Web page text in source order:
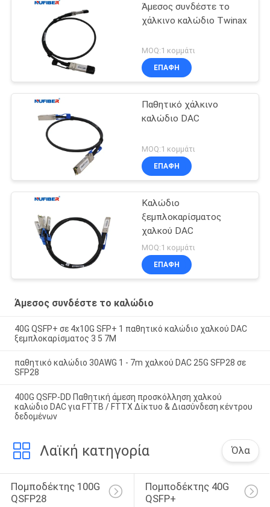
Άμεσος συνδέστε το
χάλκινο καλώδιο Twinax
MOQ:1 κομμάτι
ΕΠΑΦΉ
Παθητικό χάλκινο
καλώδιο DAC
MOQ:1 κομμάτι
ΕΠΑΦΉ
Καλώδιο
ξεμπλοκαρίσματος
χαλκού DAC
MOQ:1 κομμάτι
ΕΠΑΦΉ
Άμεσος συνδέστε το καλώδιο
40G QSFP+ σε 4x10G SFP+ 1 παθητικό καλώδιο χαλκού DAC
ξεμπλοκαρίσματος 3 5 7M
παθητικό καλώδιο 30AWG 1 - 7m χαλκού DAC 25G SFP28 σε
SFP28
400G QSFP-DD Παθητική άμεση προσκόλληση χαλκού
καλώδιο DAC για FTTB / FTTX Δίκτυο & Διασύνδεση κέντρου
δεδομένων
Λαϊκή κατηγορία Όλα
Πομποδέκτης 100G
QSFP28
Πομποδέκτης 40G
QSFP+